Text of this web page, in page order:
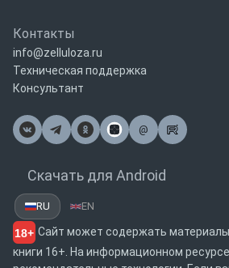
Контакты
info@zelluloza.ru
Техническая поддержка
Консультант
@
Почта
Скачать для Android
RU EN
18+ Сайт может содержать
книги 16+. На информационном